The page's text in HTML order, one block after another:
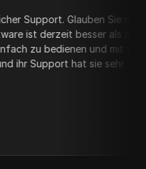
Glauben Sie mir, das ist
besser als alle
und mit
hat sie sehr schnell